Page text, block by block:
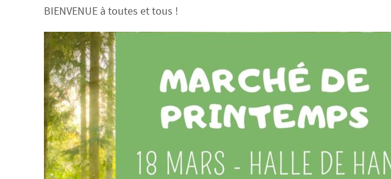
BIENVENUE à toutes et tous !